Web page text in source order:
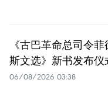
《古巴革命总司令
斯文选》新书发布
06/08/2026 03:38